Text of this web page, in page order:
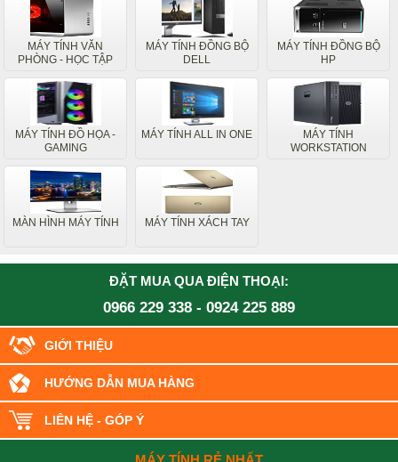
MÁY TÍNH VĂN
PHÒNG - HỌC TẬP
MÁY TÍNH ĐỒNG BỘ
DELL
MÁY TÍNH ĐỒNG BỘ
HP
MÁY TÍNH ĐỒ HỌA -
GAMING
MÁY TÍNH ALL IN ONE
MÁY TÍNH
WORKSTATION
MÀN HÌNH MÁY TÍNH MÁY TÍNH XÁCH TAY
ĐẶT MUA QUA ĐIỆN THOẠI:
0966 229 338 - 0924 225 889
GIỚI THIỆU
HƯỚNG DẪN MUA HÀNG
LIÊN HỆ - GÓP Ý